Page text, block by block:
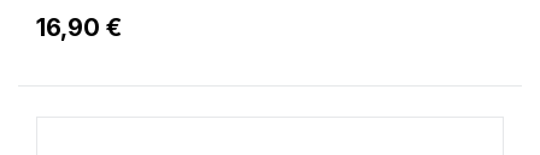
16,90 €